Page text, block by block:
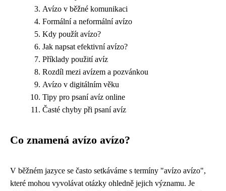
Avízo v běžné komunikaci
Formální a neformální avízo
Kdy použít avízo?
Jak napsat efektivní avízo?
Příklady použití avíz
Rozdíl mezi avízem a pozvánkou
Avízo v digitálním věku
Tipy pro psaní avíz online
Časté chyby při psaní avíz
Co znamená avízo avízo?
V běžném jazyce se často setkáváme s termíny "avízo avízo",
které mohou vyvolávat otázky ohledně jejich významu. Je